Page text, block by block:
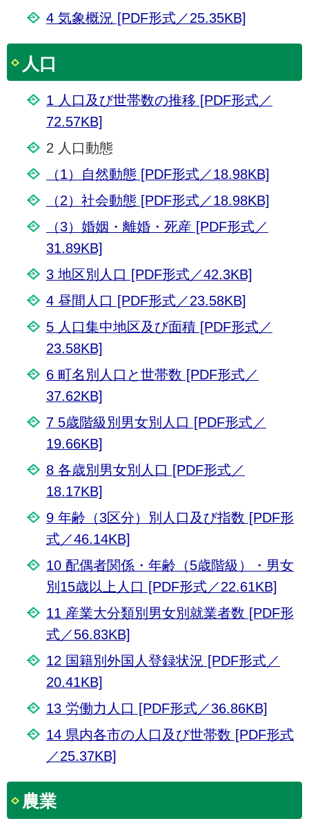
4 気象概況 [PDF形式／25.35KB]
人口
1 人口及び世帯数の推移 [PDF形式／
72.57KB]
2 人口動態
（1）自然動態 [PDF形式／18.98KB]
（2）社会動態 [PDF形式／18.98KB]
（3）婚姻・離婚・死産 [PDF形式／
31.89KB]
3 地区別人口 [PDF形式／42.3KB]
4 昼間人口 [PDF形式／23.58KB]
5 人口集中地区及び面積 [PDF形式／
23.58KB]
6 町名別人口と世帯数 [PDF形式／
37.62KB]
7 5歳階級別男女別人口 [PDF形式／
19.66KB]
8 各歳別男女別人口 [PDF形式／
18.17KB]
9 年齢（3区分）別人口及び指数 [PDF形
式／46.14KB]
10 配偶者関係・年齢（5歳階級）・男女
別15歳以上人口 [PDF形式／22.61KB]
11 産業大分類別男女別就業者数 [PDF形
式／56.83KB]
12 国籍別外国人登録状況 [PDF形式／
20.41KB]
13 労働力人口 [PDF形式／36.86KB]
14 県内各市の人口及び世帯数 [PDF形式
／25.37KB]
農業